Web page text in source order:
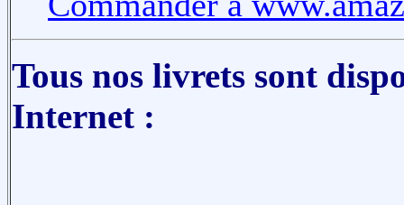
Tous nos livrets sont
Internet :